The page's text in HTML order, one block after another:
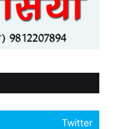
Twitter